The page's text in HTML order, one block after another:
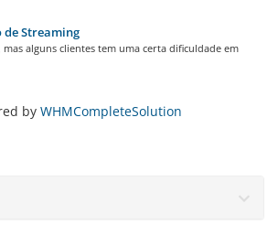
de Streaming
alguns clientes tem uma certa dificuldade em
by WHMCompleteSolution